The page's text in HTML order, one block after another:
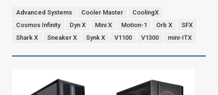
Advanced Systems Cooler Master
CoolingX
Cosmos Infinity
Dyn X Mini X Motion-1 Orb X
SFX
Shark X
Sneaker X Synk X V1100 V1300 mini-ITX